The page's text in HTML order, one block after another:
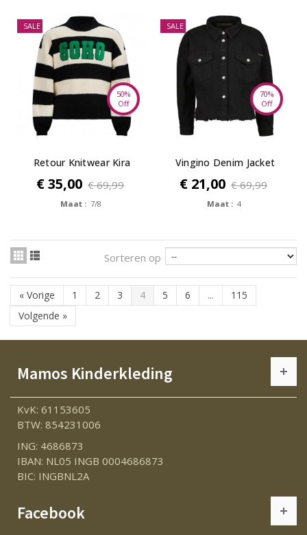
SALE
50%
Off
Retour Knitwear Kira
€ 35,00 € 69,99
Maat : 7/8
SALE
70%
Off
Vingino Denim Jacket
TANJA...
€ 21,00 € 69,99
Maat : 4
Sorteren op
« Vorige 1 2 3 4 5 6 ...
115
Volgende »
Mamos Kinderkleding
KvK: 61153605
BTW: 854231006
ING: 4686873
IBAN: NL05 INGB 0004686873
BIC: INGBNL2A
Facebook